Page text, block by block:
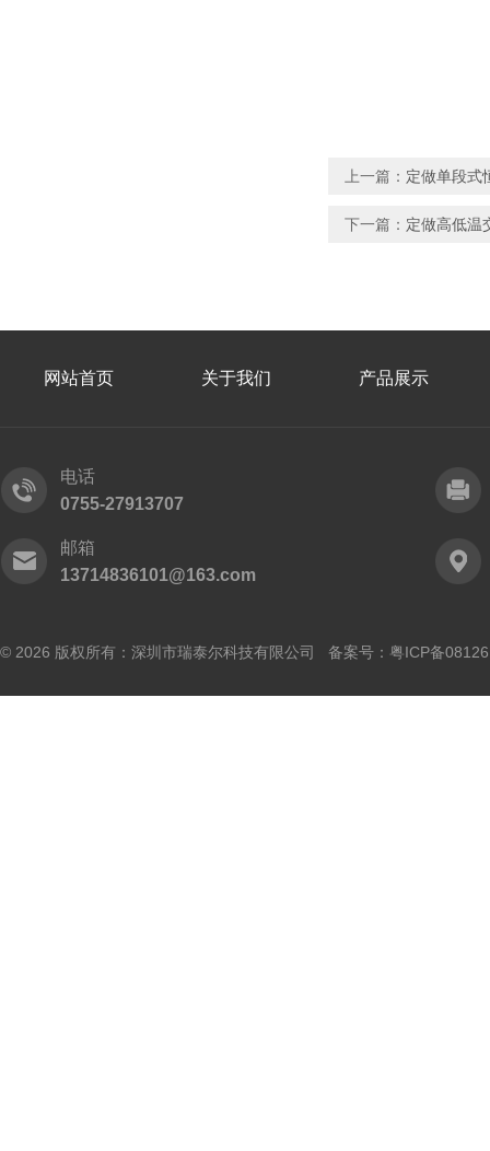
上一篇： 定做单段式
下一篇： 定做高低温
网站首页 关于我们 产品展示
电话
0755-27913707
邮箱
13714836101@163.com
© 2026 版权所有：深圳市瑞泰尔科技有限公司 备案号： 粤ICP备